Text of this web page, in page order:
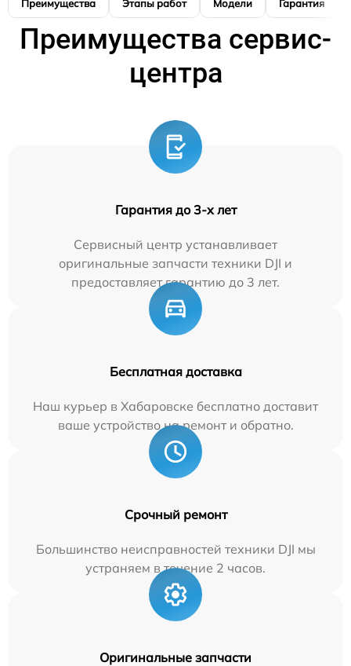
Преимущества Этапы работ Модели Гарантия
Преимущества сервис-
центра
Гарантия до 3-х лет
Сервисный центр устанавливает
оригинальные запчасти техники DJI и
предоставляет гарантию до 3 лет.
Бесплатная доставка
Наш курьер в Хабаровске бесплатно доставит
ваше устройство на ремонт и обратно.
Срочный ремонт
Большинство неисправностей техники DJI мы
устраняем в течение 2 часов.
Оригинальные запчасти